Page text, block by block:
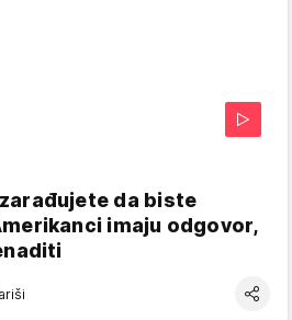
da biste
imaju odgovor,